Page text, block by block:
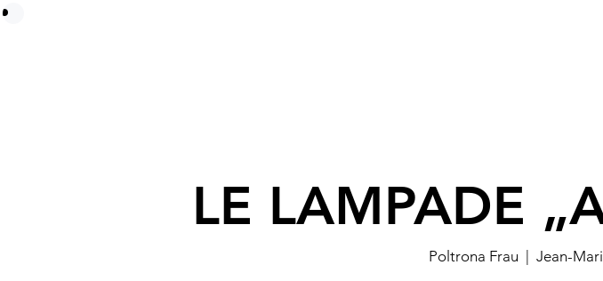
LE LAMPADE
Poltrona Frau Jean-